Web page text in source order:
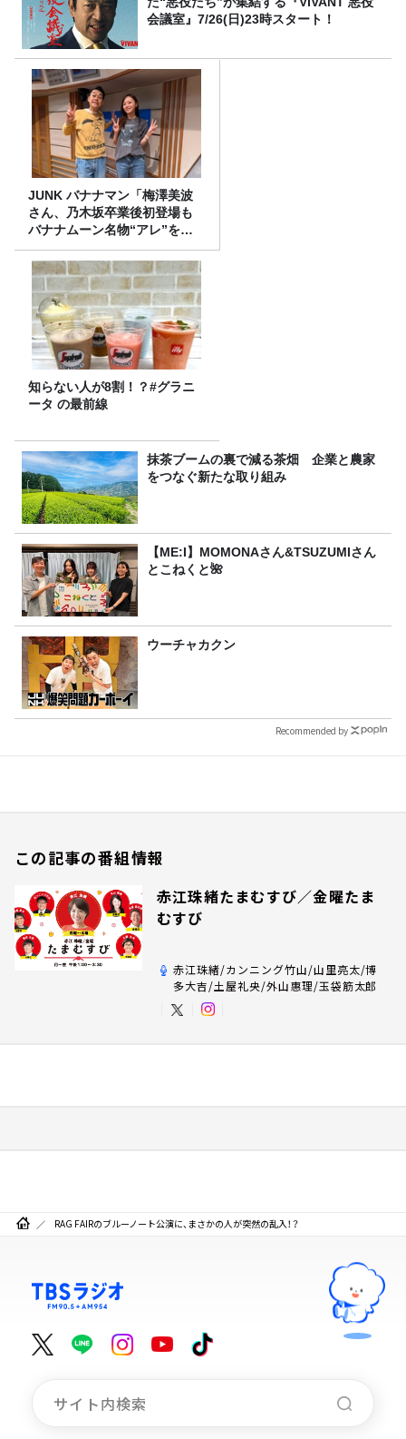
会議室』7/26(日)23時スタート！
JUNK バナナマン「梅澤美波
さん、乃木坂卒業後初登場も
バナナムーン名物“アレ”を喰
らう」
知らない人が8割！？#グラニ
ータ の最前線
抹茶ブームの裏で減る茶畑 企業と農家
をつなぐ新たな取り組み
【ME:I】MOMONAさん&TSUZUMIさん
とこねくと🌺
ウーチャカクン
Recommended by
この記事の番組情報
赤江珠緒たまむすび／金曜たま
むすび
赤江珠緒/カンニング竹山/山里亮太/博
多大吉/土屋礼央/外山惠理/玉袋筋太郎
RAG FAIRのブルーノート公演に、まさかの人が突然の乱入！？